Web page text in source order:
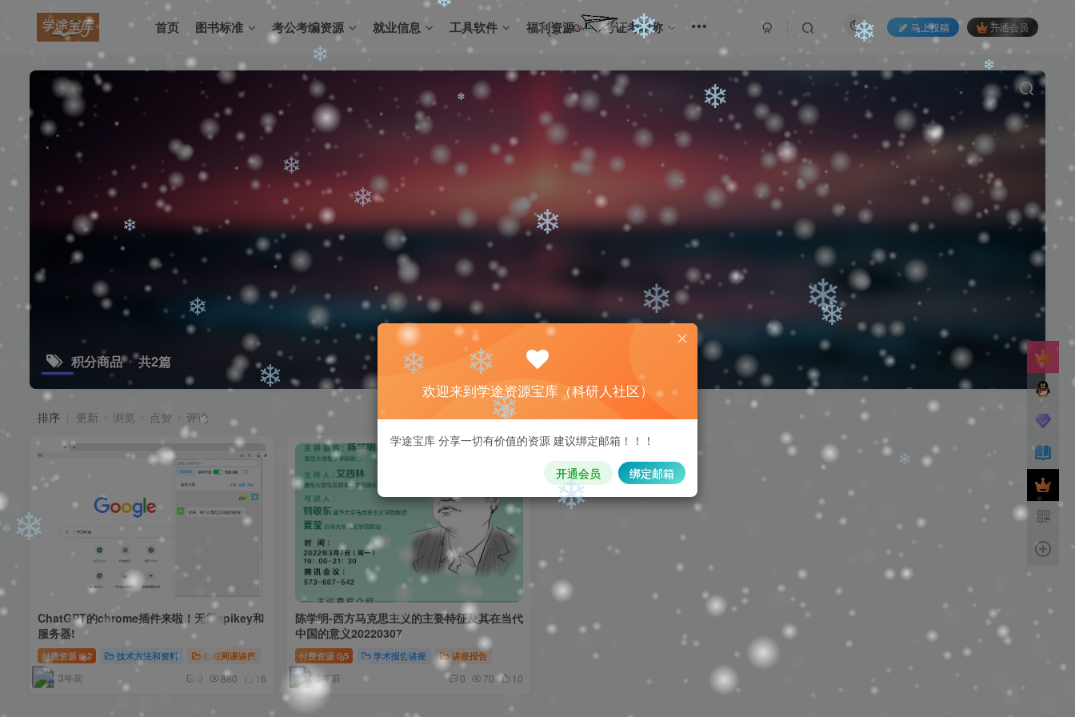
首页 图书标准 考公考编资源 就业信息 工具软件 福利资源 考证考职称 马上投稿 开通会员
积分商品 共2篇
排序 更新 浏览 点赞 评论
ChatGPT的chrome插件来啦！无需apikey和
服务器!
付费资源 2 技术方法和资料 教程网课讲座
3年前 0 880 16
陈学明-西方马克思主义的主要特征及其在当代
中国的意义20220307
付费资源 5 学术报告讲座 讲座报告
3年前 0 70 10
欢迎来到学途资源宝库（科研人社区）
学途宝库 分享一切有价值的资源 建议绑定邮箱！！！
开通会员 绑定邮箱
❄
❄
❄ ❄
❄
❄
❄
❄
❄
❄
❄ ❄
❄
❄
❄
❄